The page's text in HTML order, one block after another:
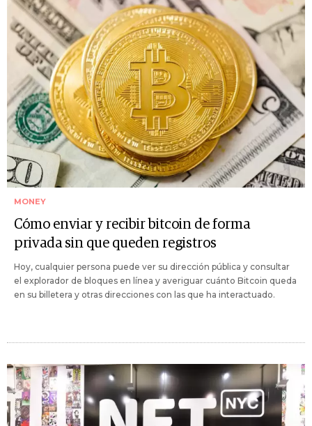
MONEY
Cómo enviar y recibir bitcoin de forma
privada sin que queden registros
Hoy, cualquier persona puede ver su dirección pública y consultar
el explorador de bloques en línea y averiguar cuánto Bitcoin queda
en su billetera y otras direcciones con las que ha interactuado.